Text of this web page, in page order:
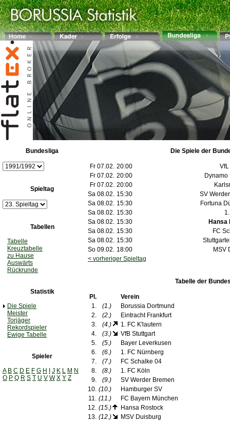
Bundesliga
Spieltag
Tabellen
Tabelle
Kreuztabelle
zu Hause
Auswärts
Rückrunde
Statistik
Die Spiele
Meister
Torjäger
Rekordspieler
Ewige Tabelle
Spieler
A B C D E F G H J K L M N
O P Q R S T U V W X Y Z
Die Spiele der
Fr 07.02. 20:00
Fr 07.02. 20:00
Dynamo
Fr 07.02. 20:00
Sa 08.02. 15:30
SV
Sa 08.02. 15:30
Fortuna
Sa 08.02. 15:30
Sa 08.02. 15:30
Hansa
Sa 08.02. 15:30
FC
Sa 08.02. 15:30
So 09.02. 18:00
MSV
< vorheriger Spieltag
Tabelle der
Pl.
Verein
1.
(1.)
Borussia Dortmund
2.
(2.)
Eintracht Frankfurt
3.
(4.)
1. FC K'lautern
4.
(3.)
VfB Stuttgart
5.
(5.)
Bayer Leverkusen
6.
(6.)
1. FC Nürnberg
7.
(7.)
FC Schalke 04
8.
(8.)
1. FC Köln
9.
(9.)
SV Werder Bremen
10. (10.)
Hamburger SV
11. (11.)
FC Bayern München
12. (15.)
Hansa Rostock
13. (12.)
MSV Duisburg